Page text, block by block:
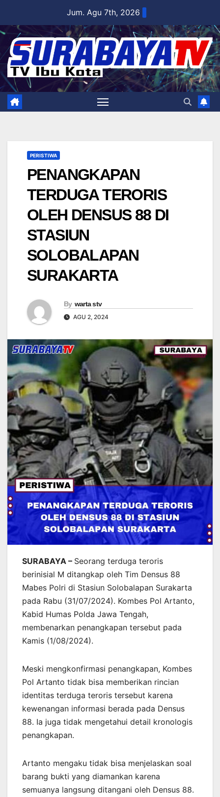
content
Jum. Agu 7th, 2026
PERISTIWA
PENANGKAPAN
TERDUGA TERORIS
OLEH DENSUS 88 DI
STASIUN
SOLOBALAPAN
SURAKARTA
By warta stv
AGU 2, 2024
SURABAYA – Seorang terduga teroris
berinisial M ditangkap oleh Tim Densus 88
Mabes Polri di Stasiun Solobalapan Surakarta
pada Rabu (31/07/2024). Kombes Pol Artanto,
Kabid Humas Polda Jawa Tengah,
membenarkan penangkapan tersebut pada
Kamis (1/08/2024).
Meski mengkonfirmasi penangkapan, Kombes
Pol Artanto tidak bisa memberikan rincian
identitas terduga teroris tersebut karena
kewenangan informasi berada pada Densus
88. Ia juga tidak mengetahui detail kronologis
penangkapan.
Artanto mengaku tidak bisa menjelaskan soal
barang bukti yang diamankan karena
semuanya langsung ditangani oleh Densus 88.